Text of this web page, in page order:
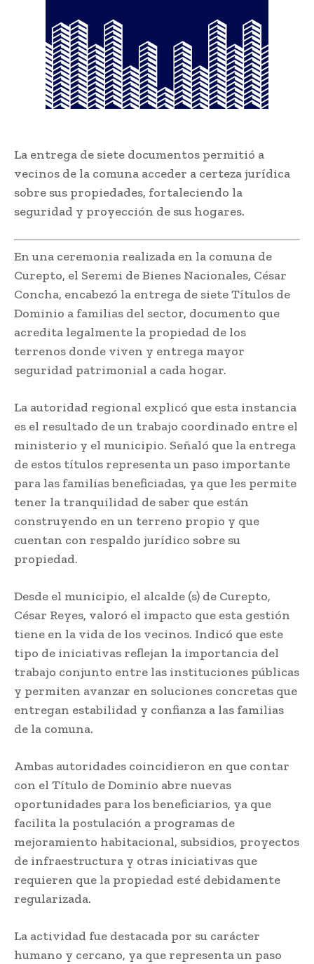
La entrega de siete documentos permitió a
vecinos de la comuna acceder a certeza jurídica
sobre sus propiedades, fortaleciendo la
seguridad y proyección de sus hogares.
En una ceremonia realizada en la comuna de
Curepto, el Seremi de Bienes Nacionales, César
Concha, encabezó la entrega de siete Títulos de
Dominio a familias del sector, documento que
acredita legalmente la propiedad de los
terrenos donde viven y entrega mayor
seguridad patrimonial a cada hogar.
La autoridad regional explicó que esta instancia
es el resultado de un trabajo coordinado entre el
ministerio y el municipio. Señaló que la entrega
de estos títulos representa un paso importante
para las familias beneficiadas, ya que les permite
tener la tranquilidad de saber que están
construyendo en un terreno propio y que
cuentan con respaldo jurídico sobre su
propiedad.
Desde el municipio, el alcalde (s) de Curepto,
César Reyes, valoró el impacto que esta gestión
tiene en la vida de los vecinos. Indicó que este
tipo de iniciativas reflejan la importancia del
trabajo conjunto entre las instituciones públicas
y permiten avanzar en soluciones concretas que
entregan estabilidad y confianza a las familias
de la comuna.
Ambas autoridades coincidieron en que contar
con el Título de Dominio abre nuevas
oportunidades para los beneficiarios, ya que
facilita la postulación a programas de
mejoramiento habitacional, subsidios, proyectos
de infraestructura y otras iniciativas que
requieren que la propiedad esté debidamente
regularizada.
La actividad fue destacada por su carácter
humano y cercano, ya que representa un paso